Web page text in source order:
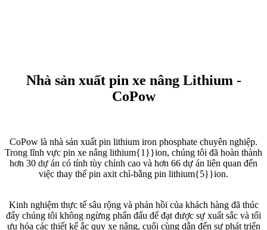
Nhà sản xuất pin xe nâng Lithium -
CoPow
CoPow là nhà sản xuất pin lithium iron phosphate chuyên nghiệp.
Trong lĩnh vực pin xe nâng lithium{1}}ion, chúng tôi đã hoàn thành
hơn 30 dự án có tính tùy chỉnh cao và hơn 66 dự án liên quan đến
việc thay thế pin axit chì-bằng pin lithium{5}}ion.
Kinh nghiệm thực tế sâu rộng và phản hồi của khách hàng đã thúc
đẩy chúng tôi không ngừng phấn đấu để đạt được sự xuất sắc và tối
ưu hóa các thiết kế ắc quy xe nâng, cuối cùng dẫn đến sự phát triển